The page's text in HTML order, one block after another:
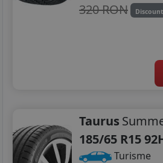
320 RON Discount
Taurus
185/65 R15
Turisme